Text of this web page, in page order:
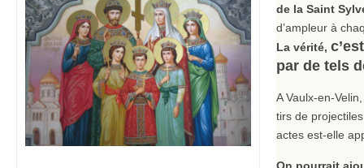
de la Saint
d’ampleur à
La vérité,
par de tels
A Vaulx-en-
tirs de
actes est-elle